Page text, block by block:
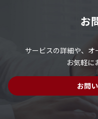
お
サービスの詳細や、 オ
お気軽に
お問